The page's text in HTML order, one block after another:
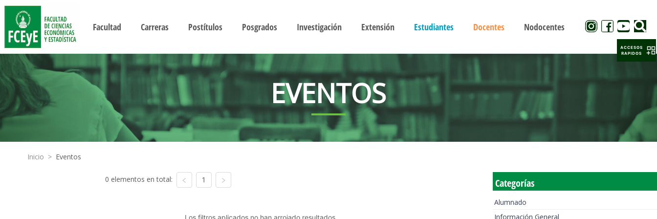
Facultad Carreras Postítulos Posgrados Investigación Extensión Estudiantes Docentes Nodocentes
EVENTOS
Inicio > Eventos
0 elementos en total: 1
Los filtros aplicados no han arrojado resultados
Categorías
Alumnado
Información General
ACCESOS
RAPIDOS